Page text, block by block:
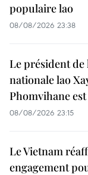
populaire lao
08/08/2026 23:38
Le président de
nationale lao
Phomvihane
08/08/2026 23:15
Le Vietnam
engagement